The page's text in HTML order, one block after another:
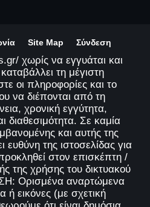
Site Map Σύνδεση
χωρίς να εγγυάται και
τη μέγιστη
οι πληροφορίες και το
να διέπονται από τη
χρονική εγγύτητα,
διαθεσιμότητα. Σε καμία
και αυτής της
ευθύνη της ιστοσελίδας για
στον επισκέπτη /
της χρήσης του δικτυακού
Ορισμένα αναρτώμενα
ή εικόνες (με σχετική